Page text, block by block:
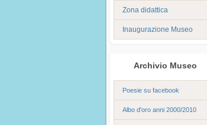
Zona didattica
Inaugurazione Museo
Archivio Museo
Poesie su facebook
Albo d'oro anni 2000/2010